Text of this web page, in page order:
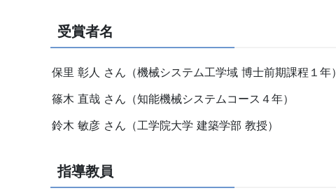
受賞者名
保里 彰人 さん（機械システム工学域 博士前期課程１年）
篠木 直哉 さん（知能機械システムコース４年）
鈴木 敏彦 さん（工学院大学 建築学部 教授）
指導教員